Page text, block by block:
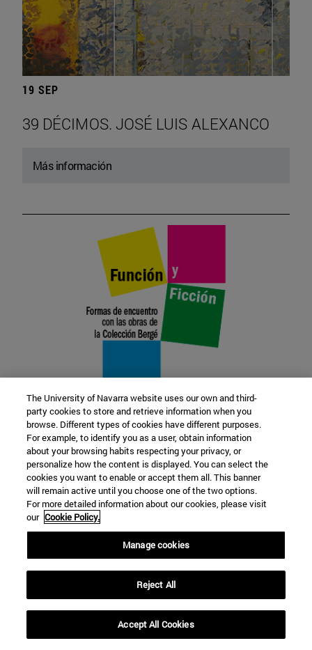
19 SEP
39 DÉCIMOS. JOSÉ LUIS ALEXANCO
Más información
22 SEP
FUNCIÓN Y FICCIÓN. Varios artistas
Más información
The University of Navarra website uses our own and third-
party cookies to store and retrieve information when you
browse. Different types of cookies have different purposes.
For example, to identify you as a user, obtain information
about your browsing habits respecting your privacy, or
personalize how the content is displayed. You can select the
cookies you want to enable or accept them all. This banner
will remain active until you choose one of the two options.
For more detailed information about our cookies, please visit
our Cookie Policy.
Manage cookies
Reject All
Accept All Cookies